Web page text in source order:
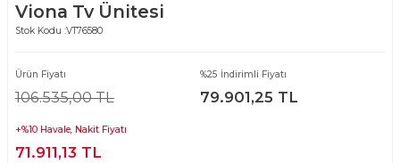
Viona Tv Ünitesi
Stok Kodu :VT76580
Ürün Fiyatı
106.535,00 TL
%25 İndirimli Fiyatı
79.901,25 TL
+%10 Havale, Nakit Fiyatı
71.911,13 TL